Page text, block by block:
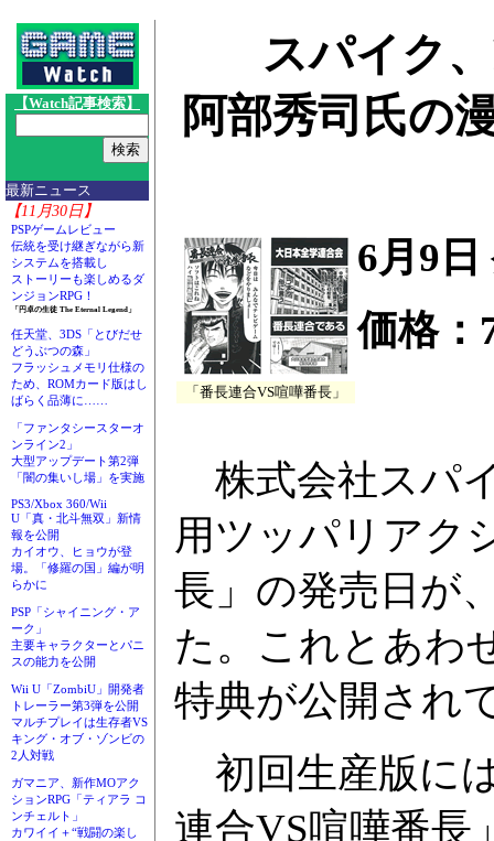
【Watch記事検索】
最新ニュース
【11月30日】
PSPゲームレビュー
伝統を受け継ぎながら新
システムを搭載し
ストーリーも楽しめるダ
ンジョンRPG！
「円卓の生徒 The Eternal Legend」
任天堂、3DS「とびだせ
どうぶつの森」
フラッシュメモリ仕様の
ため、ROMカード版はし
ばらく品薄に……
「ファンタシースターオ
ンライン2」
大型アップデート第2弾
「闇の集いし場」を実施
PS3/Xbox 360/Wii
U「真・北斗無双」新情
報を公開
カイオウ、ヒョウが登
場。「修羅の国」編が明
らかに
PSP「シャイニング・ア
ーク」
主要キャラクターとパニ
スの能力を公開
Wii U「ZombiU」開発者
トレーラー第3弾を公開
マルチプレイは生存者VS
キング・オブ・ゾンビの
2人対戦
ガマニア、新作MOアク
ションRPG「ティアラ コ
ンチェルト」
カワイイ＋“戦闘の楽し
スパイク
阿部秀司氏の
「番長連合VS喧嘩番長」
6月9日
価格：
株式会社スパ
用ツッパリアク
長」の発売日が
た。これとあわ
特典が公開され
初回生産版に
連合VS喧嘩番長